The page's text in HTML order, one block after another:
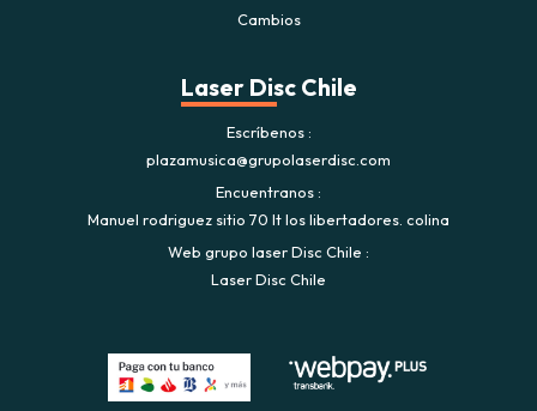
Cambios
Laser Disc Chile
Escríbenos
plazamusica@grupolaserdisc.com
Encuentranos
Manuel rodriguez sitio 70 lt los libertadores. colina
Web grupo laser Disc Chile
Laser Disc Chile